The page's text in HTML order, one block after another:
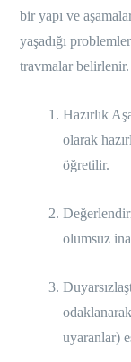
bir yapı ve
yaşadığı
travmalar
Hazırlık
olarak
öğretilir.
olumsuz
uyaranlar)